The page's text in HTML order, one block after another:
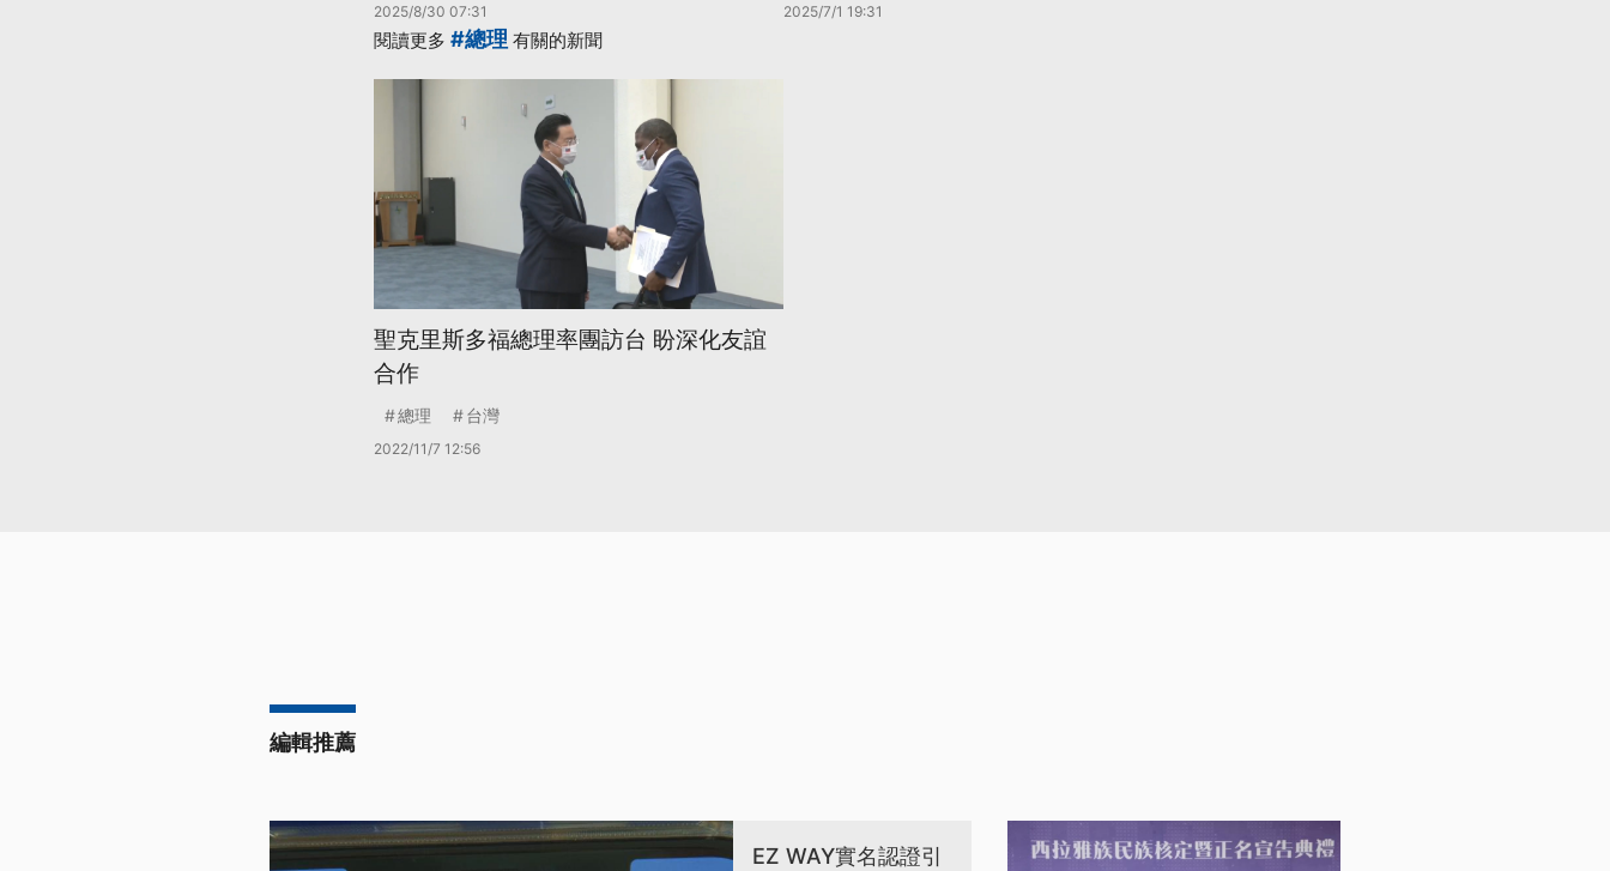
2025/8/30 07:31 2025/7/1 19:31
閱讀更多 #總理 有關的新聞
聖克里斯多福總理率團訪台 盼深化友誼
合作
總理 台灣
2022/11/7 12:56
編輯推薦
EZ WAY實名認證引